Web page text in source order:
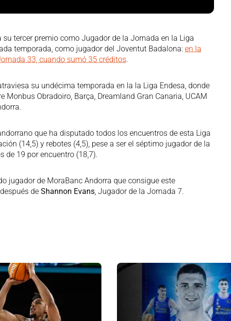
tercer premio como Jugador de la Jornada en la Liga
temporada, como jugador del Joventut Badalona: en la
33, cuando sumó 35 créditos.
su undécima temporada en la la Liga Endesa, donde
Obradoiro, Barça, Dreamland Gran Canaria, UCAM
que ha disputado todos los encuentros de esta Liga
(14,5) y rebotes (4,5), pese a ser el séptimo jugador de la
de 19 por encuentro (18,7).
jugador de MoraBanc Andorra que consigue este
de Shannon Evans , Jugador de la Jornada 7.